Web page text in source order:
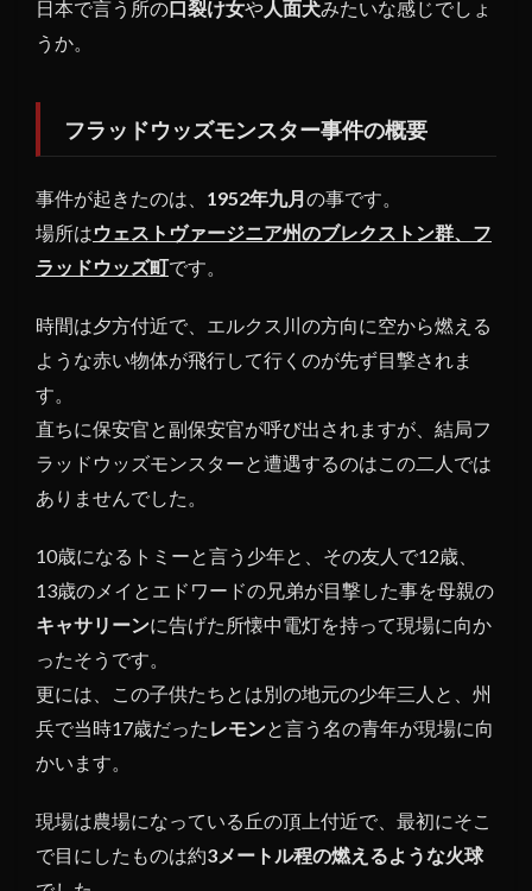
事件
日本で言う所の口裂け女や人面犬みたいな感じでしょ
うか。
フラッドウッズモンスター事件の概要
事件が起きたのは、 1952年九月の事です。
場所はウェストヴァージニア州のブレクストン群、フ
ラッドウッズ町です。
時間は夕方付近で、エルクス川の方向に空から燃える
ような赤い物体が飛行して行くのが先ず目撃されま
す。
直ちに保安官と副保安官が呼び出されますが、結局フ
ラッドウッズモンスターと遭遇するのはこの二人では
ありませんでした。
10歳になるトミーと言う少年と、その友人で12歳、
13歳のメイとエドワードの兄弟が目撃した事を母親の
キャサリーンに告げた所懐中電灯を持って現場に向か
ったそうです。
更には、この子供たちとは別の地元の少年三人と、州
兵で当時17歳だった レモンと言う名の青年が現場に向
かいます。
現場は農場になっている丘の頂上付近で、最初にそこ
で目にしたものは約3メートル程の燃えるような火球